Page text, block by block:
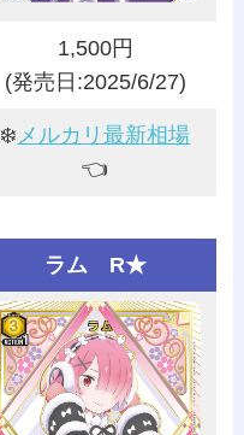
1,500円
(発売日:2025/6/27)
❄️ メルカリ最新相場
👈️
ラム R★